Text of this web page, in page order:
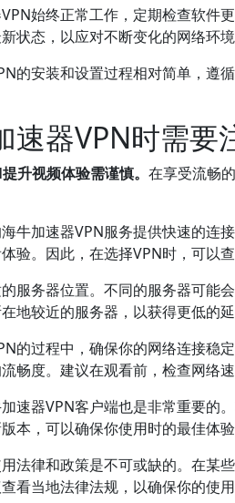
始终正常工作，定期检查软件
状态，以应对不断变化的网络环境
的安装和设置过程相对简单，遵
速器VPN时需要
升视频体验需谨慎。 在享受流畅
牛加速器VPN服务提供快速的连
验。因此，在选择VPN时，可以
服务器位置。不同的服务器可能
地较近的服务器，以获得更低的延
的过程中，确保你的网络连接稳
畅度。建议在观看前，检查网络
速器VPN客户端也是非常重要的
本，可以确保你使用时的最佳体验
法律和政策是不可或缺的。在某
看当地法律法规，以确保你的使用